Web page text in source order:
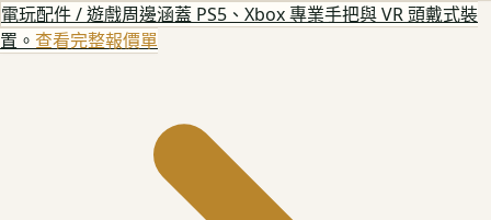
電玩配件 / 遊戲周邊涵蓋 PS5、Xbox 專業手把與 VR 頭戴式裝
置。 查看完整報價單